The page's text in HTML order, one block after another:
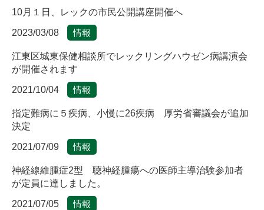
10月１日、レックの市民公開講座開催へ
2023/03/08 情報
江東区城東保健相談所でレックリングハウゼン病講演会
が開催されます
2021/10/04 情報
指定難病に５疾病、小慢に26疾病 厚労省審議会が追加
決定
2021/07/09 情報
神経線維腫症2型 聴神経腫瘍への医師主導治験参加者
が定員に達しました。
2021/07/05 情報